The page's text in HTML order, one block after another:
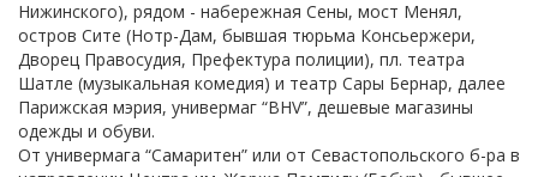
Нижинского), рядом - набережная Сены, мост Менял,
остров Сите (Нотр-Дам, бывшая тюрьма Консьержери,
Дворец Правосудия, Префектура полиции), пл. театра
Шатле (музыкальная комедия) и театр Сары Бернар, далее
Парижская мэрия, универмаг “BHV”, дешевые магазины
одежды и обуви.
От универмага “Самаритен” или от Севастопольского б-ра в